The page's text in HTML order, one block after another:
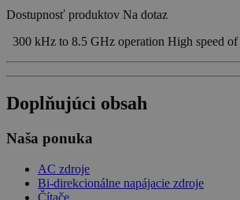
Dostupnosť produktov Na dotaz
300 kHz to 8.5 GHz operation High speed
Doplňujúci obsah
Naša ponuka
AC zdroje
Bi-direkcionálne napájacie zdroje
Čítače